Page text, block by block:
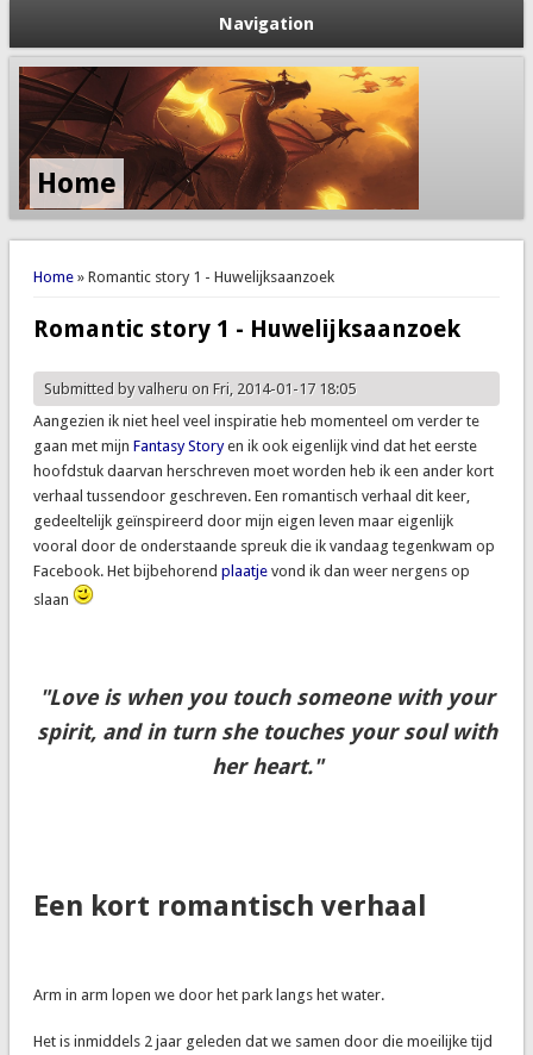
Navigation
Home
You are here
Home» Romantic story 1 - Huwelijksaanzoek
Romantic story 1 - Huwelijksaanzoek
Submitted byvalheruon Fri, 2014-01-17 18:05
Aangezien ik niet heel veel inspiratie heb momenteel om verder te
gaan met mijn Fantasy Storyen ik ook eigenlijk vind dat het eerste
hoofdstuk daarvan herschreven moet worden heb ik een ander kort
verhaal tussendoor geschreven. Een romantisch verhaal dit keer,
gedeeltelijk geïnspireerd door mijn eigen leven maar eigenlijk
vooral door de onderstaande spreuk die ik vandaag tegenkwam op
Facebook. Het bijbehorend plaatjevond ik dan weer nergens op
slaan
"Love is when you touch someone with your
spirit, and in turn she touches your soul with
her heart."
Een kort romantisch verhaal
Arm in arm lopen we door het park langs het water.
Het is inmiddels 2 jaar geleden dat we samen door die moeilijke tijd